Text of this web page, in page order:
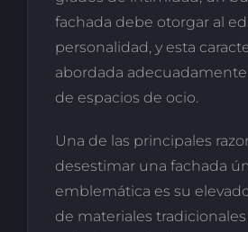
fachada debe otorgar al
personalidad, y esta
abordada
de espacios de ocio.
Una de las principales
desestimar una fachada
emblemática es su
de materiales